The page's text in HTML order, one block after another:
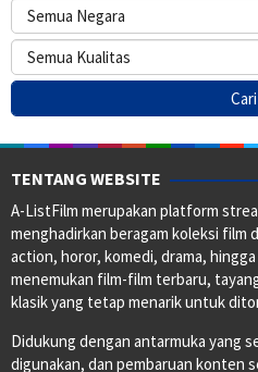
TENTANG WEBSITE
A-ListFilm merupakan platform
menghadirkan beragam koleksi film
action, horor, komedi, drama,
menemukan film-film terbaru,
klasik yang tetap menarik untuk
Didukung dengan antarmuka yang
digunakan, dan pembaruan konten